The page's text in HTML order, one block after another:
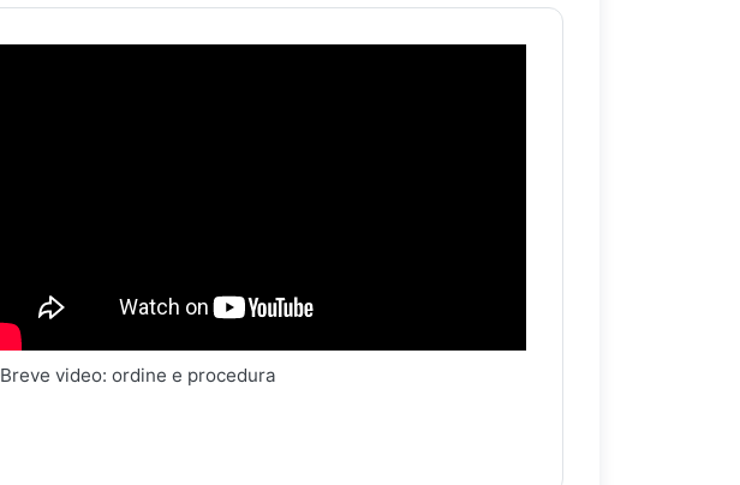
Breve video: ordine e procedura